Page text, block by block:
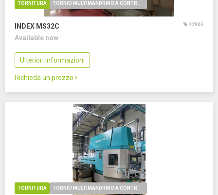
TORNITURA
INDEX MS32C 12906
Available now
Ulteriori informazioni
Richieda un prezzo
TORNITURA